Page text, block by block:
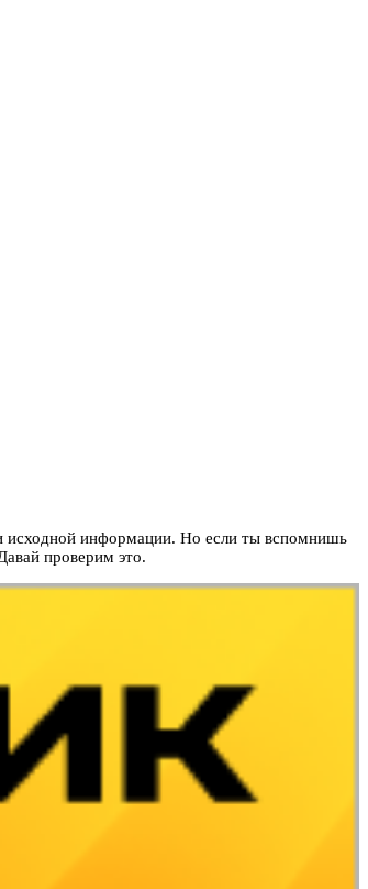
исходной информации. Но если ты вспомнишь
проверим это.